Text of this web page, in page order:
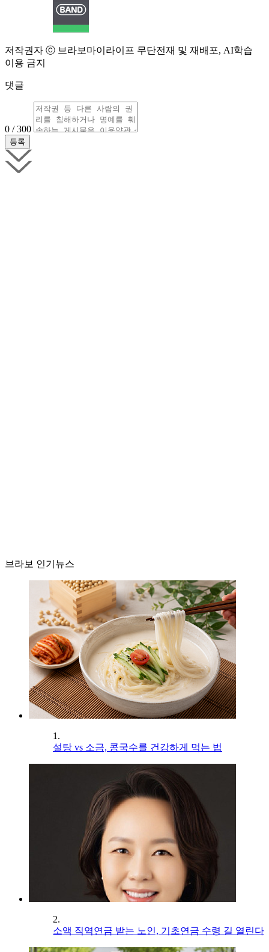
저작권자 ⓒ 브라보마이라이프 무단전재 및 재배포, AI학습
이용 금지
댓글
0 / 300
브라보 인기뉴스
1.
설탕 vs 소금, 콩국수를 건강하게 먹는 법
2.
소액 직역연금 받는 노인, 기초연금 수령 길 열린다